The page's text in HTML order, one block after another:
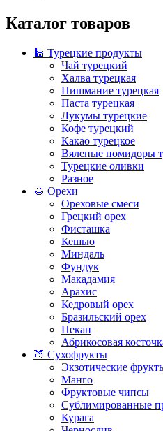
Каталог товаров
🕌 Турецкие продукты
Чай турецкий
Халва турецкая
Пишмание турецкая
Паста турецкая
Лукумы турецкие
Кофе турецкий
Какао турецкое
Вяленые помидоры
Турецкие оливки
Разное
🌰 Орехи
Ореховые смеси
Грецкий орех
Фисташка
Кешью
Миндаль
Фундук
Макадамия
Арахис
Кедровый орех
Бразильский орех
Пекан
Абрикосовая
🍑 Сухофрукты
Экзотические
Манго
Фруктовые чипсы
Сублимированные
Курага